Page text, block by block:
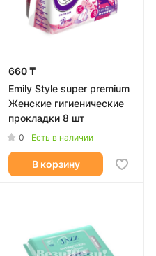
660 ₸
Emily Style super premium
Женские гигиенические
прокладки 8 шт
0 Есть в наличии
В корзину